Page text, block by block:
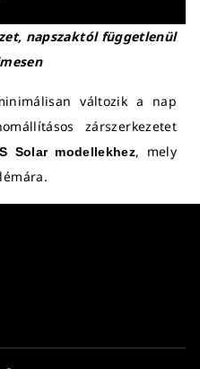
napszaktól függetlenül
változik a nap
zárszerkezetet
Solar modellekhez, mely